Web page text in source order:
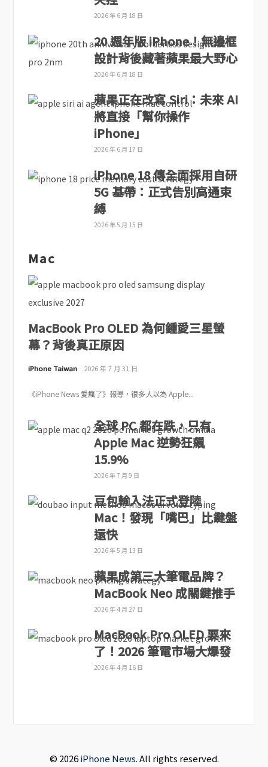
2026 年 6 月 18 日
20 週年版 iPhone！無邊框
設計背後藏著蘋果最大野心
2026 年 6 月 18 日
蘋果正在改寫 Siri：未來 AI
將直接「幫你操作
iPhone」
2026 年 6 月 17 日
iPhone 18 傳全面採用自研
5G 基帶：正式告別高通束
縛
2026 年 5 月 15 日
Mac
MacBook Pro OLED 為何鍾愛三星螢
幕？背後真正原因
iPhone Taiwan 2026 年 7 月 31 日
《iPhone News 愛瘋了》報導，很多人以為 Apple...
全球 PC 都在跌，只有
Apple Mac 逆勢狂飆
15.9%
2026 年 7 月 9 日
豆包輸入法正式登陸
Mac！發現「嘴巴」比鍵盤
還快
2026 年 5 月 13 日
蘋果成第三大筆電品牌？
MacBook Neo 成關鍵推手
2026 年 4 月 27 日
MacBook Pro OLED 要來
了！2026 筆電市場大爆發
2026 年 4 月 16 日
© 2026iPhone News. All rights reserved.